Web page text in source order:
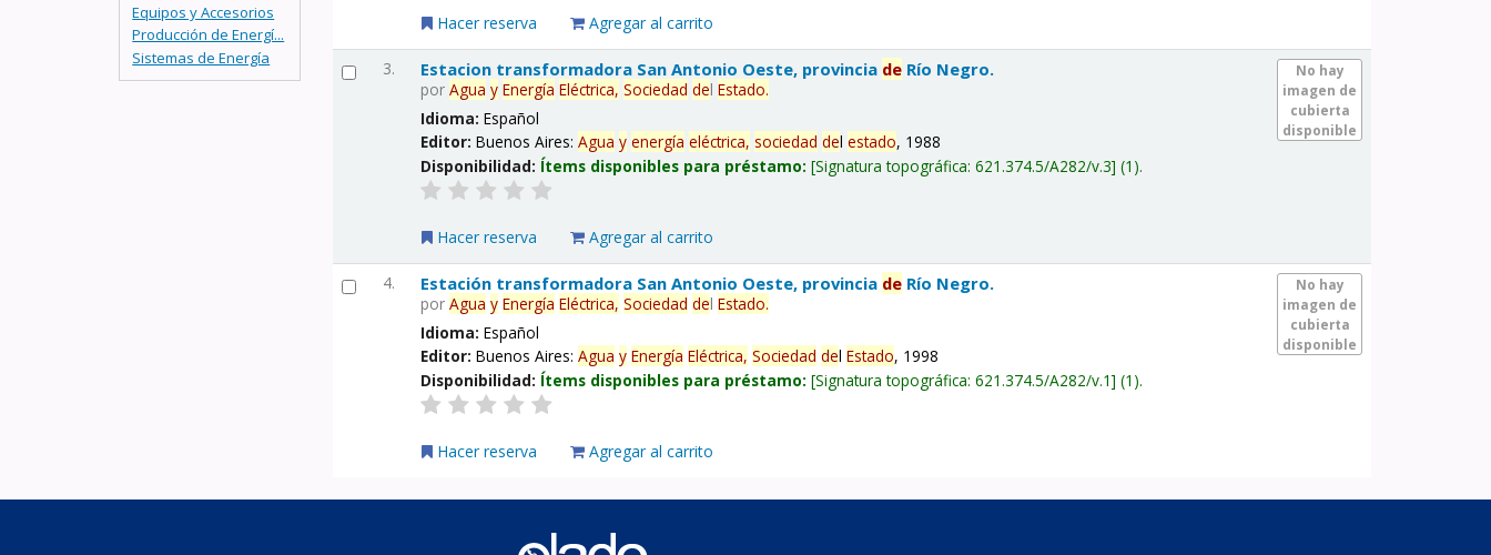
Equipos y Accesorios
Producción de Energí...
Sistemas de Energía
Hacer reserva Agregar al carrito
3.
No hay
imagen de
cubierta
disponible
Estacion transformadora San Antonio Oeste, provincia de Río Negro.
porAgua y Energía Eléctrica, Sociedad delEstado.
Idioma:Español
Editor:Buenos Aires:Agua y energía eléctrica, sociedad delestado, 1988
Disponibilidad: Ítems disponibles para préstamo: Signatura topográfica:621.374.5/A282/v.3 (1).
Hacer reserva Agregar al carrito
4.
No hay
imagen de
cubierta
disponible
Estación transformadora San Antonio Oeste, provincia de Río Negro.
porAgua y Energía Eléctrica, Sociedad delEstado.
Idioma:Español
Editor:Buenos Aires:Agua y Energía Eléctrica, Sociedad delEstado, 1998
Disponibilidad: Ítems disponibles para préstamo: Signatura topográfica:621.374.5/A282/v.1 (1).
Hacer reserva Agregar al carrito